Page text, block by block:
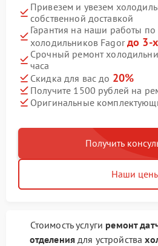
Привезем и увезем
собственной доставкой
Гарантия на наши работы по
холодильников Fagorдо 3-
Срочный ремонт
часа
Скидка для вас до 20%
Получите 1500 рублей на
Оригинальные
Получить
Наши
Стоимость услуги ремонт
отделениядля устройства